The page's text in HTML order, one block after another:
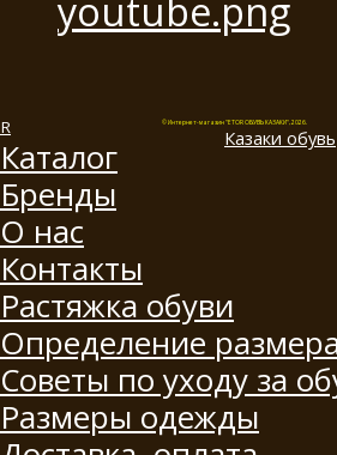
© Интернет-магазин "ETOR ОБУВЬ КАЗАКИ", 2026.
Казаки обувь
Каталог
Бренды
О нас
Контакты
Растяжка обуви
Определение
Советы по уходу за
Размеры одежды